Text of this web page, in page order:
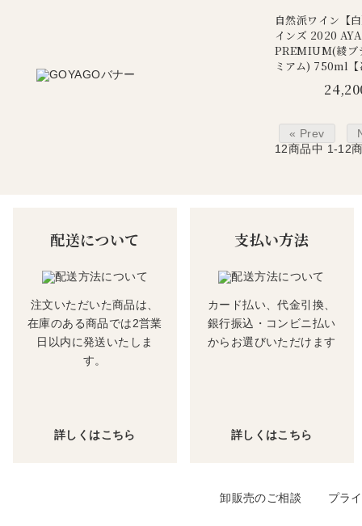
自然派ワイン【
インズ 2020
PREMIUM(綾ブ
ミアム) 750ml【
« Prev
12商品中 1-12
配送について
注文いただいた商品は、
在庫のある商品では2営業
日以内に発送いたしま
す。
詳しくはこちら
支払い方法
カード払い、代金引換、
銀行振込・コンビニ払い
からお選びいただけます
詳しくはこちら
卸販売のご相談 プラ